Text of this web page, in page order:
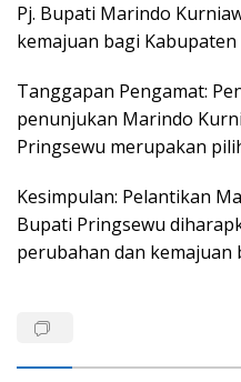
Pj. Bupati Marindo
kemajuan bagi Kabupaten
Tanggapan Pengamat:
penunjukan Marindo
Pringsewu merupakan
Kesimpulan: Pelantikan
Bupati Pringsewu
perubahan dan kemajuan